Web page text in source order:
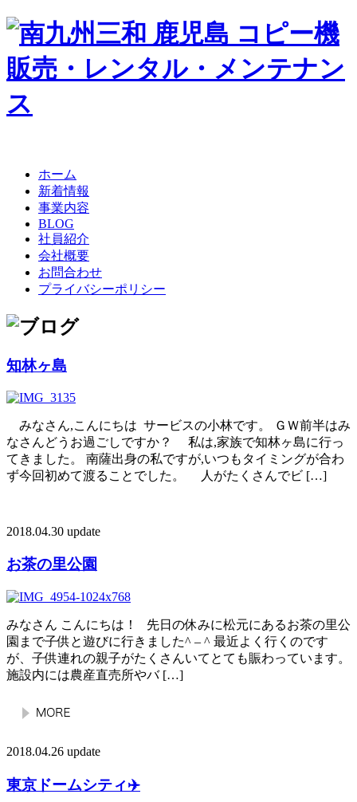
ホーム
新着情報
事業内容
BLOG
社員紹介
会社概要
お問合わせ
プライバシーポリシー
知林ヶ島
みなさん,こんにちは サービスの小林です。 ＧＷ前半はみ
なさんどうお過ごしですか？ 私は,家族で知林ヶ島に行っ
てきました。 南薩出身の私ですが,いつもタイミングが合わ
ず今回初めて渡ることでした。 人がたくさんでビ […]
2018.04.30 update
お茶の里公園
みなさん こんにちは！ 先日の休みに松元にあるお茶の里公
園まで子供と遊びに行きました^ – ^ 最近よく行くのです
が、子供連れの親子がたくさんいてとても賑わっています。
施設内には農産直売所やバ […]
2018.04.26 update
東京ドームシティ✈️